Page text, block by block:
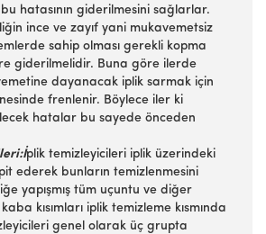
hatasının giderilmesini sağlarlar.
ince ve zayıf yani mukavemetsiz
sahip olması gerekli kopma
giderilmelidir. Buna göre ilerde
dayanacak iplik sarmak için
frenlenir. Böylece iler ki
hatalar bu sayede önceden
plik temizleyicileri iplik üzerindeki
ederek bunların temizlenmesini
yapışmış tüm uçuntu ve diğer
kısımları iplik temizleme kısmında
genel olarak üç grupta